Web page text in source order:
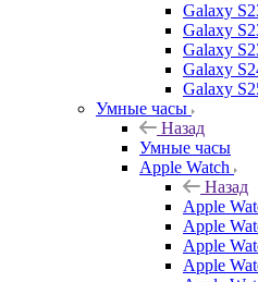
Galaxy
Galaxy
Galaxy
Galaxy
Galaxy
Умные часы
Назад
Умные часы
Apple Watch
Назад
Apple
Apple
Apple
Apple